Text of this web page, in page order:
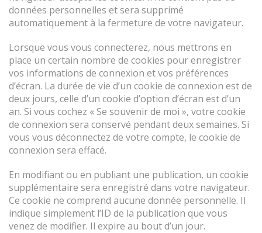
données personnelles et sera supprimé
automatiquement à la fermeture de votre navigateur.
Lorsque vous vous connecterez, nous mettrons en
place un certain nombre de cookies pour enregistrer
vos informations de connexion et vos préférences
d’écran. La durée de vie d’un cookie de connexion est de
deux jours, celle d’un cookie d’option d’écran est d’un
an. Si vous cochez « Se souvenir de moi », votre cookie
de connexion sera conservé pendant deux semaines. Si
vous vous déconnectez de votre compte, le cookie de
connexion sera effacé.
En modifiant ou en publiant une publication, un cookie
supplémentaire sera enregistré dans votre navigateur.
Ce cookie ne comprend aucune donnée personnelle. Il
indique simplement l’ID de la publication que vous
venez de modifier. Il expire au bout d’un jour.